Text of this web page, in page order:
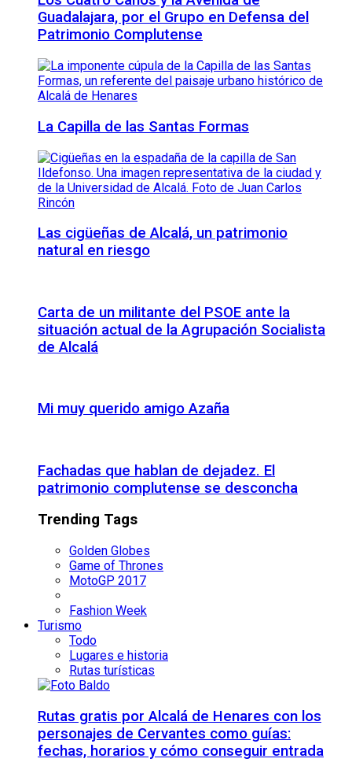
Guadalajara, por el Grupo en Defensa del
Patrimonio Complutense
La Capilla de las Santas Formas
Las cigüeñas de Alcalá, un patrimonio
natural en riesgo
Carta de un militante del PSOE ante la
situación actual de la Agrupación Socialista
de Alcalá
Mi muy querido amigo Azaña
Fachadas que hablan de dejadez. El
patrimonio complutense se desconcha
Trending Tags
Golden Globes
Game of Thrones
MotoGP 2017
Fashion Week
Turismo
Todo
Lugares e historia
Rutas turísticas
Rutas gratis por Alcalá de Henares con los
personajes de Cervantes como guías:
fechas, horarios y cómo conseguir entrada